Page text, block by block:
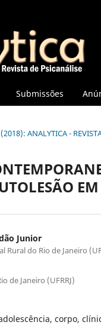
Submissões
ANALYTICA -
Junior
do Rio de Janeiro
de Janeiro (UFRRJ)
corpo,